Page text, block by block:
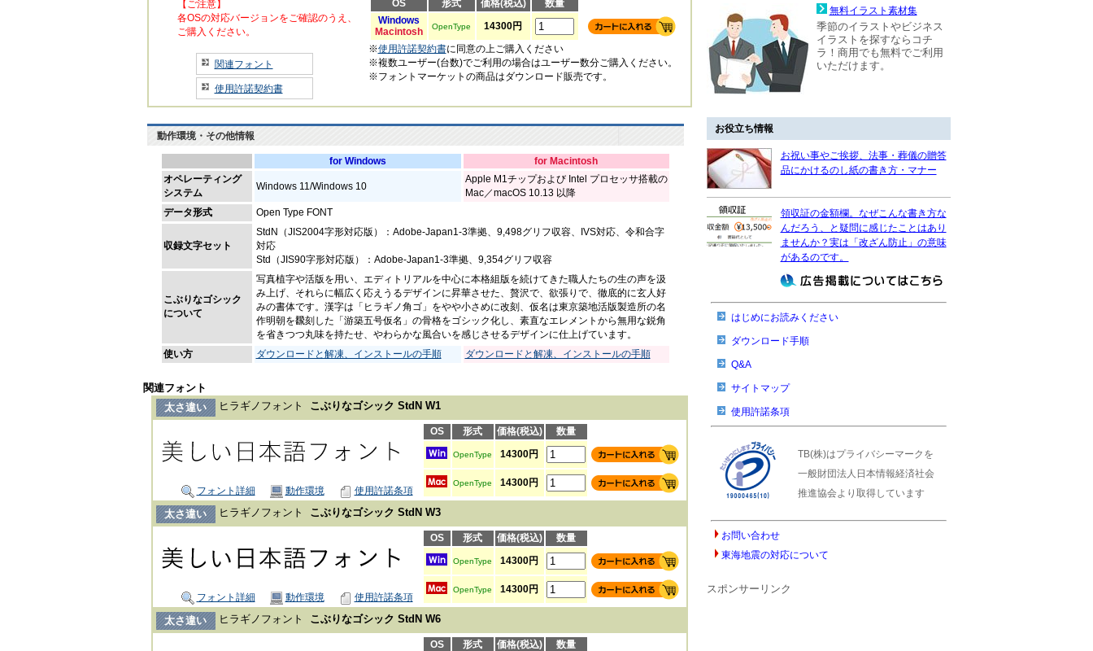
【ご注意】
各OSの対応バージョンをご確認のうえ、
ご購入ください。
関連フォント
使用許諾契約書
OS 形式 価格(税込)
数量
Windows
Macintosh
OpenType
14300円
※使用許諾契約書に同意の上ご購入ください
※複数ユーザー(台数)でご利用の場合はユーザー数分ご購入ください。
※フォントマーケットの商品はダウンロード販売です。
動作環境・その他情報
for Windows
for Macintosh
オペレーティング
システム
Windows 11/Windows 10
Apple M1チップおよび Intel プロセッサ搭載の
Mac／macOS 10.13 以降
データ形式
Open Type FONT
収録文字セット
StdN（JIS2004字形対応版）：Adobe-Japan1-3準拠、9,498グリフ収容、IVS対応、令和合字
対応
Std（JIS90字形対応版）：Adobe-Japan1-3準拠、9,354グリフ収容
こぶりなゴシック
について
写真植字や活版を用い、エディトリアルを中心に本格組版を続けてきた職人たちの生の声を汲
み上げ、それらに幅広く応えうるデザインに昇華させた、贅沢で、欲張りで、徹底的に玄人好
みの書体です。漢字は「ヒラギノ角ゴ」をやや小さめに改刻、仮名は東京築地活版製造所の名
作明朝を飜刻した「游築五号仮名」の骨格をゴシック化し、素直なエレメントから無用な鋭角
を省きつつ丸味を持たせ、やわらかな風合いを感じさせるデザインに仕上げています。
使い方
ダウンロードと解凍、インストールの手順 ダウンロードと解凍、インストールの手順
関連フォント
太さ違い
ヒラギノフォント こぶりなゴシック StdN W1
OS 形式 価格(税込) 数量
OpenType 14300円
OpenType 14300円
フォント詳細 動作環境 使用許諾条項
太さ違い ヒラギノフォント こぶりなゴシック StdN W3
OS 形式 価格(税込) 数量
OpenType 14300円
OpenType 14300円
フォント詳細 動作環境 使用許諾条項
太さ違い ヒラギノフォント こぶりなゴシック StdN W6
OS 形式 価格(税込) 数量
無料イラスト素材集
季節のイラストやビジネス
イラストを探すならコチ
ラ！商用でも無料でご利用
いただけます。
お役立ち情報
お祝い事やご挨拶、法事・葬儀の贈答
品にかけるのし紙の書き方・マナー
領収証の金額欄。なぜこんな書き方な
んだろう、と疑問に感じたことはあり
ませんか？実は「改ざん防止」の意味
があるのです。
はじめにお読みください
ダウンロード手順
Q&A
サイトマップ
使用許諾条項
TB(株)はプライバシーマークを
一般財団法人日本情報経済社会
推進協会より取得しています
お問い合わせ
東海地震の対応について
スポンサーリンク